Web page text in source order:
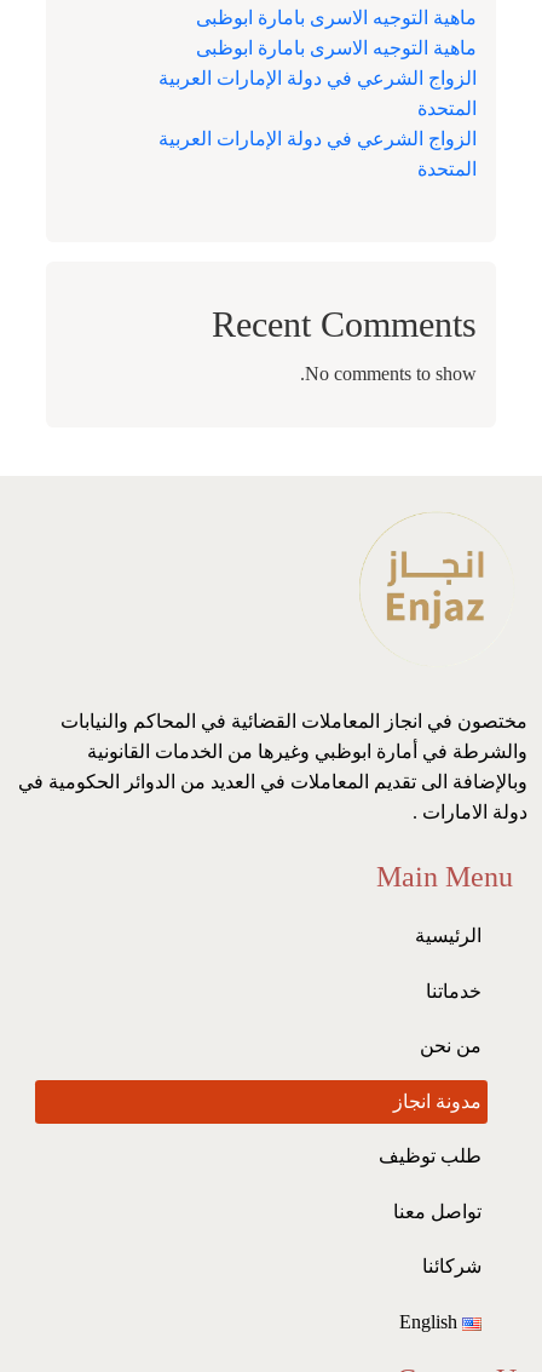
ماهية التوجيه الاسرى بامارة ابوظبى
ماهية التوجيه الاسرى بامارة ابوظبى
الزواج الشرعي في دولة الإمارات العربية
المتحدة
الزواج الشرعي في دولة الإمارات العربية
المتحدة
Recent Comments
No comments to show.
مختصون في انجاز المعاملات القضائية في المحاكم والنيابات
والشرطة في أمارة ابوظبي وغيرها من الخدمات القانونية
وبالإضافة الى تقديم المعاملات في العديد من الدوائر الحكومية في
دولة الامارات .
Main Menu
الرئيسية
خدماتنا
من نحن
مدونة انجاز
طلب توظيف
تواصل معنا
شركائنا
English